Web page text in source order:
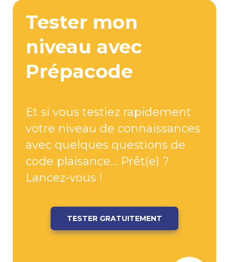
Tester mon
niveau avec
Prépacode
Et si vous testiez rapidement
votre niveau de connaissances
avec quelques questions de
code plaisance… Prêt(e) ?
Lancez-vous !
TESTER GRATUITEMENT